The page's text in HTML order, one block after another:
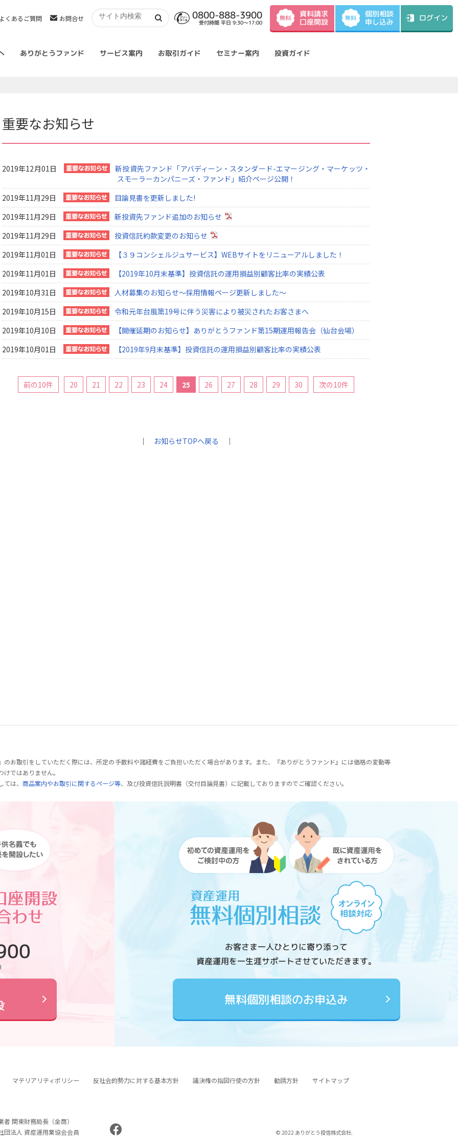
くあるご質問 お問合せ 0800-888-3900
受付時間 平日 9:30～17:00
無料 資料請求
口座開設 無料 個別相談
申し込み ログイン
ありがとうファンド サービス案内 お取引ガイド セミナー案内 投資ガイド
重要なお知らせ
2019年12月01日
新投資先ファンド「アバディーン・スタンダード-エマージング・マーケッツ・
スモーラーカンパニーズ・ファンド」紹介ページ公開！
2019年11月29日
目論見書を更新しました!
2019年11月29日
新投資先ファンド追加のお知らせ
2019年11月29日
投資信託約款変更のお知らせ
2019年11月01日
【３９コンシェルジュサービス】WEBサイトをリニューアルしました！
2019年11月01日
【2019年10月末基準】投資信託の運用損益別顧客比率の実績公表
2019年10月31日
人材募集のお知らせ～採用情報ページ更新しました～
2019年10月15日
令和元年台風第19号に伴う災害により被災されたお客さまへ
2019年10月10日
【開催延期のお知らせ】ありがとうファンド第15期運用報告会（仙台会場）
2019年10月01日
【2019年9月末基準】投資信託の運用損益別顧客比率の実績公表
前の10件 20 21 22 23 24 25 26 27 28 29 30 次の10件
｜ お知らせTOPへ戻る ｜
お取引をしていただく際には、所定の手数料や諸経費をご負担いただく場合があります。また、『ありがとうファンド』には価格の変動等
ではありません。
は、 商品案内やお取引に関するページ等、及び投資信託説明書（交付目論見書）に記載しておりますのでご確認ください。
お客さま一人ひとりに寄り添って
資産運用を一生涯サポートさせていただきます。
無料個別相談のお申込み
マテリアリティポリシー 反社会的勢力に対する基本方針 議決権の指図行使の方針 勧誘方針 サイトマップ
者 関東財務局長（金商）
団法人 資産運用業協会会員
© 2022 ありがとう投信株式会社.